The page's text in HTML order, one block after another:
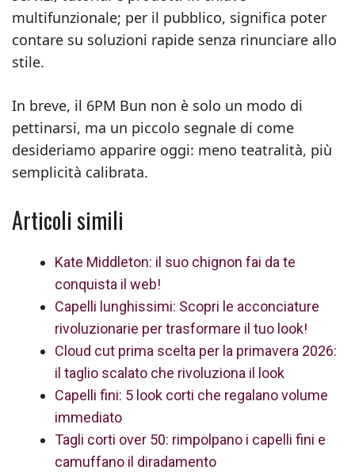
multifunzionale; per il pubblico, significa poter
contare su soluzioni rapide senza rinunciare allo
stile.
In breve, il 6PM Bun non è solo un modo di
pettinarsi, ma un piccolo segnale di come
desideriamo apparire oggi: meno teatralità, più
semplicità calibrata.
Articoli simili
Kate Middleton: il suo chignon fai da te
conquista il web!
Capelli lunghissimi: Scopri le acconciature
rivoluzionarie per trasformare il tuo look!
Cloud cut prima scelta per la primavera 2026:
il taglio scalato che rivoluziona il look
Capelli fini: 5 look corti che regalano volume
immediato
Tagli corti over 50: rimpolpano i capelli fini e
camuffano il diradamento